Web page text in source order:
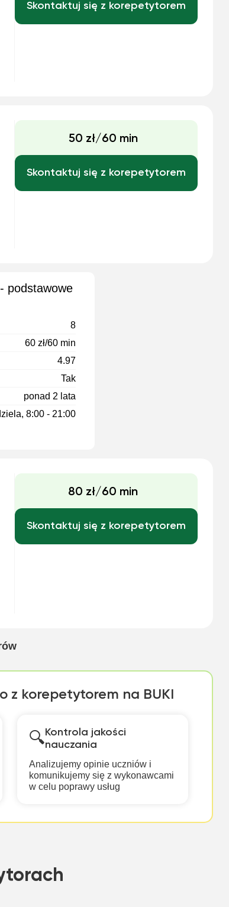
Skontaktuj się z korepetytorem
50 zł/60 min
Skontaktuj się z korepetytorem
podstawowe
8
60 zł/60 min
4.97
Tak
ponad 2 lata
8:00 - 21:00
80 zł/60 min
Skontaktuj się z korepetytorem
z korepetytorem na BUKI
🔍 Kontrola jakości
nauczania
Analizujemy opinie uczniów i
komunikujemy się z wykonawcami
w celu poprawy usług